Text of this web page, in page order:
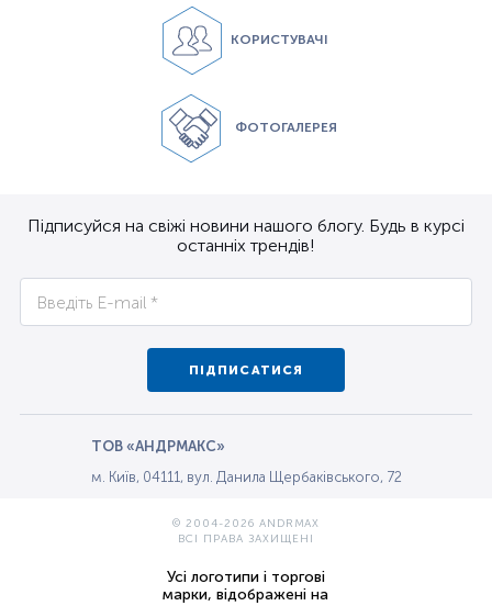
КОРИСТУВАЧІ
ФОТОГАЛЕРЕЯ
Підписуйся на свіжі новини нашого блогу. Будь в курсі
останніх трендів!
ПІДПИСАТИСЯ
ТОВ «АНДРМАКС»
м. Київ, 04111, вул. Данила Щербаківського, 72
© 2004-2026 ANDRMAX
ВСІ ПРАВА ЗАХИЩЕНІ
Усі логотипи і торгові
марки, відображені на